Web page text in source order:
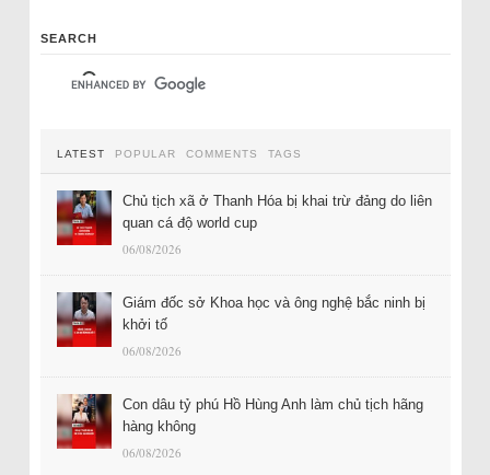
SEARCH
LATEST POPULAR COMMENTS TAGS
Chủ tịch xã ở Thanh Hóa bị khai trừ đảng do liên
quan cá độ world cup
06/08/2026
Giám đốc sở Khoa học và ông nghệ bắc ninh bị
khởi tố
06/08/2026
Con dâu tỷ phú Hồ Hùng Anh làm chủ tịch hãng
hàng không
06/08/2026